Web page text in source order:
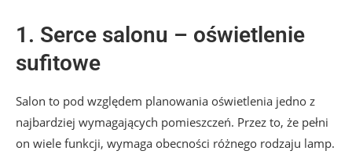
1. Serce salonu – oświetlenie
sufitowe
Salon to pod względem planowania oświetlenia jedno z
najbardziej wymagających pomieszczeń. Przez to, że pełni
on wiele funkcji, wymaga obecności różnego rodzaju lamp.